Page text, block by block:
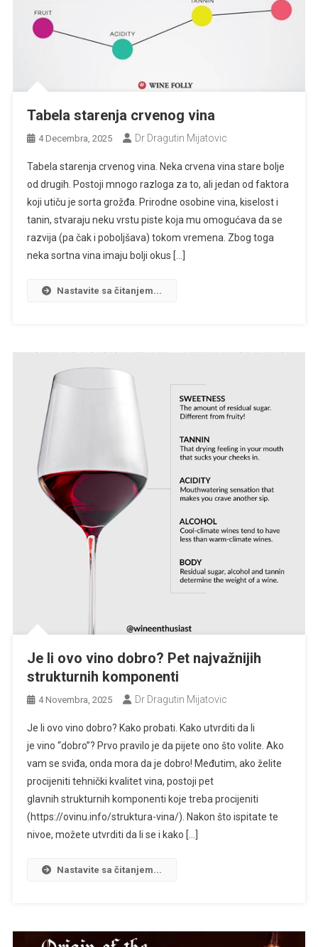
Tabela starenja crvenog vina
4 Decembra, 2025 Dr Dragutin Mijatovic
Tabela starenja crvenog vina. Neka crvena vina stare bolje
od drugih. Postoji mnogo razloga za to, ali jedan od faktora
koji utiču je sorta grožđa. Prirodne osobine vina, kiselost i
tanin, stvaraju neku vrstu piste koja mu omogućava da se
razvija (pa čak i poboljšava) tokom vremena. Zbog toga
neka sortna vina imaju bolji okus […]
Nastavite sa čitanjem...
Je li ovo vino dobro? Pet najvažnijih
strukturnih komponenti
4 Novembra, 2025 Dr Dragutin Mijatovic
Je li ovo vino dobro? Kako probati. Kako utvrditi da li
je vino “dobro”? Prvo pravilo je da pijete ono što volite. Ako
vam se sviđa, onda mora da je dobro! Međutim, ako želite
procijeniti tehnički kvalitet vina, postoji pet
glavnih strukturnih komponenti koje treba procijeniti
(https://ovinu.info/struktura-vina/). Nakon što ispitate te
nivoe, možete utvrditi da li se i kako […]
Nastavite sa čitanjem...